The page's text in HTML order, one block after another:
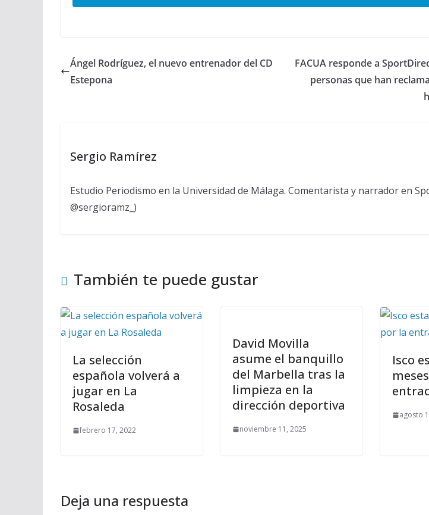
Ángel Rodríguez, el nuevo entrenador del CD
Estepona
FACUA responde a
personas que han
Sergio Ramírez
Estudio Periodismo en la Universidad de Málaga. Comentarista y narrador en
@sergioramz_)
También te puede gustar
La selección
española volverá a
jugar en La
Rosaleda
febrero 17, 2022
David Movilla
asume el banquillo
del Marbella tras la
limpieza en la
dirección deportiva
noviembre 11, 2025
Isco
agosto
Deja una respuesta